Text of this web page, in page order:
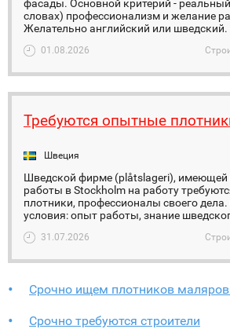
фасады. Основной критерий -
словах) профессионализм и желание
Желательно английский или шведский.
01.08.2026
Требуются опытные
Швеция
Шведской фирме (plåtslageri), имеющей
работы в Stockholm на работу
плотники, профессионалы своего
условия: опыт работы, знание
31.07.2026
Срочно ищем плотников маляров
Срочно требуются строители